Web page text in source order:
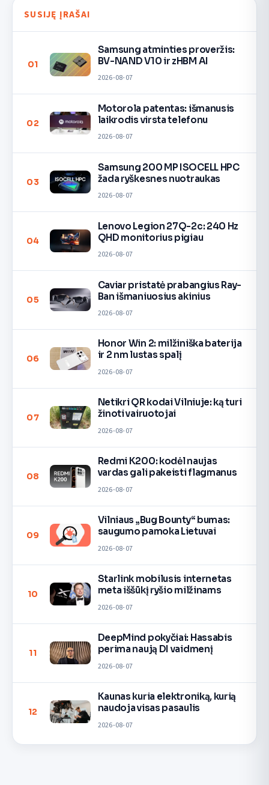
SUSIJĘ ĮRAŠAI
01
Samsung atminties proveržis:
BV-NAND V10 ir zHBM AI
2026-08-07
02
Motorola patentas: išmanusis
laikrodis virsta telefonu
2026-08-07
03
Samsung 200 MP ISOCELL HPC
žada ryškesnes nuotraukas
2026-08-07
04
Lenovo Legion 27Q-2c: 240 Hz
QHD monitorius pigiau
2026-08-07
05
Caviar pristatė prabangius Ray-
Ban išmaniuosius akinius
2026-08-07
06
Honor Win 2: milžiniška baterija
ir 2 nm lustas spalį
2026-08-07
07
Netikri QR kodai Vilniuje: ką turi
žinoti vairuotojai
2026-08-07
08
Redmi K200: kodėl naujas
vardas gali pakeisti flagmanus
2026-08-07
09
Vilniaus „Bug Bounty“ bumas:
saugumo pamoka Lietuvai
2026-08-07
10
Starlink mobilusis internetas
meta iššūkį ryšio milžinams
2026-08-07
11
DeepMind pokyčiai: Hassabis
perima naują DI vaidmenį
2026-08-07
12
Kaunas kuria elektroniką, kurią
naudoja visas pasaulis
2026-08-07